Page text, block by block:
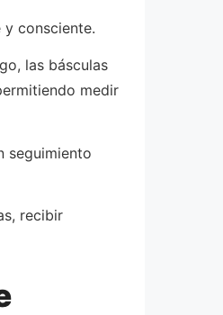
consciente.
las básculas
medir
seguimiento
recibir